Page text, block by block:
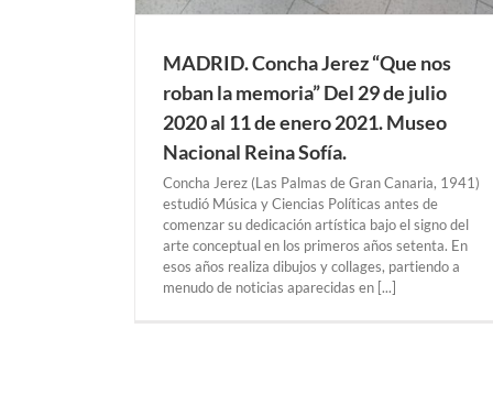
MADRID. Concha Jerez “Que nos
roban la memoria” Del 29 de julio
2020 al 11 de enero 2021. Museo
Nacional Reina Sofía.
Concha Jerez (Las Palmas de Gran Canaria, 1941)
estudió Música y Ciencias Políticas antes de
comenzar su dedicación artística bajo el signo del
arte conceptual en los primeros años setenta. En
esos años realiza dibujos y collages, partiendo a
menudo de noticias aparecidas en [...]
LONDRES. Beatriz Dubois “Talk ”Del 25 de
al 2 de junio 2019. County Hall Gallery.
Exposiciones Anteriores LONDRES